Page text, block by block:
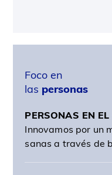
Foco en
las personas
PERSONAS EN EL
Innovamos por un
sanas a través de